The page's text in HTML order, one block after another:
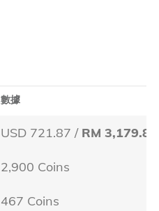
數據
USD 721.87 / RM 3,179.87
2,900 Coins
467 Coins